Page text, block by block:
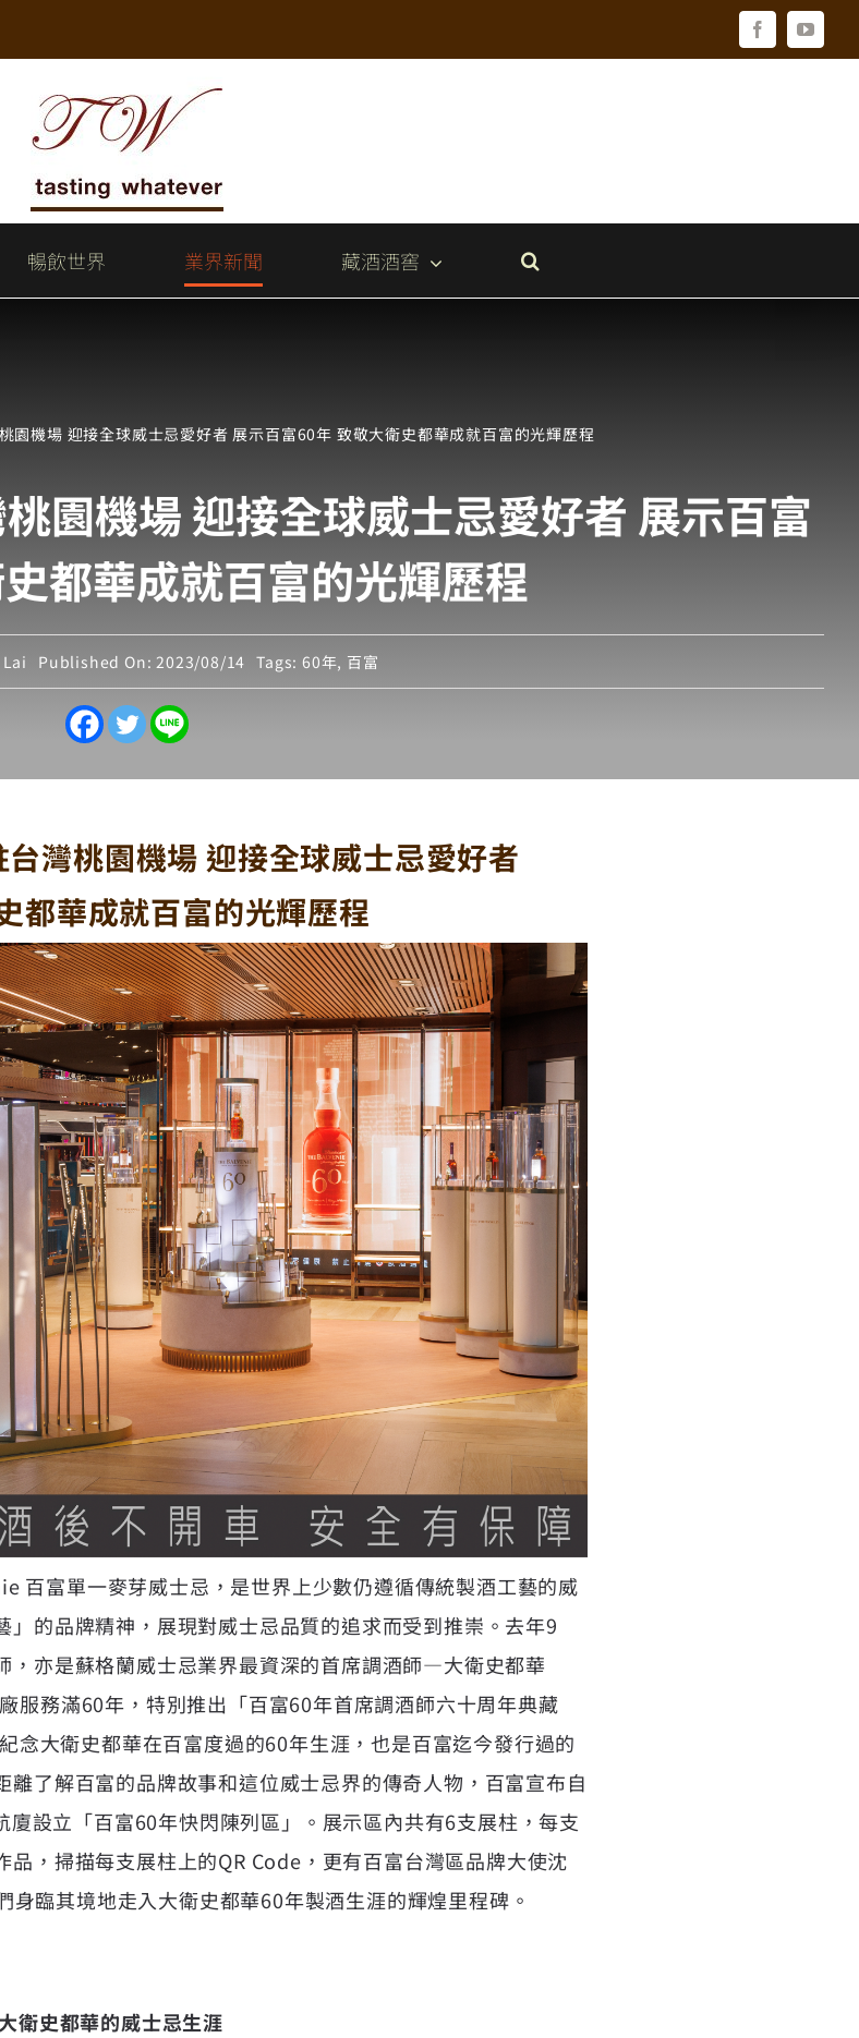
Facebook
暢飲世界 業界新聞 藏酒酒窖
園機場 迎接全球威士忌愛好者 展示百富60年 致敬大衛史都華成就百富的光輝歷程
園機場 迎接全球威士忌愛好者 展示百富
都華成就百富的光輝歷程
Published On: 2023/08/14 Tags: 60年, 百富
灣桃園機場 迎接全球威士忌愛好者
都華成就百富的光輝歷程
百富單一麥芽威士忌，是世界上少數仍遵循傳統製酒工藝的威
」的品牌精神，展現對威士忌品質的追求而受到推崇。去年9
，亦是蘇格蘭威士忌業界最資深的首席調酒師—大衛史都華
服務滿60年，特別推出「百富60年首席調酒師六十周年典藏
念大衛史都華在百富度過的60年生涯，也是百富迄今發行過的
了解百富的品牌故事和這位威士忌界的傳奇人物，百富宣布自
設立「百富60年快閃陳列區」。展示區內共有6支展柱，每支
，掃描每支展柱上的QR Code，更有百富台灣區品牌大使沈
臨其境地走入大衛史都華60年製酒生涯的輝煌里程碑。
衛史都華的威士忌生涯